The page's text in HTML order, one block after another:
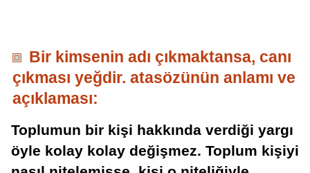
Bir kimsenin adı çıkmaktansa, canı
çıkması yeğdir. atasözünün anlamı ve
açıklaması:
Toplumun bir kişi hakkında verdiği yargı
öyle kolay kolay değişmez. Toplum kişiyi